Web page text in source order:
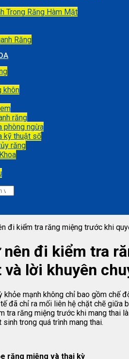
Trong Răng Hàm Mặt
Răng
khôn
răng
phòng ngừa
kỹ thuật số
răng
đi kiểm tra răng miệng trước khi
nên đi kiểm tra
lời khuyên
khỏe mạnh không chỉ bao gồm
đã chỉ ra mối liên hệ chặt chẽ giữa
tra răng miệng trước khi mang
trong quá trình mang thai.
răng miệng và thai kỳ